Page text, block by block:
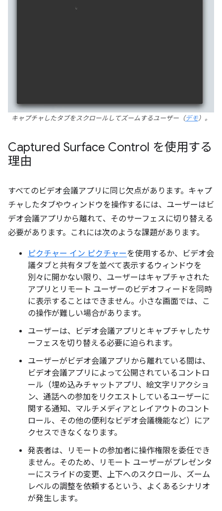
キャプチャしたタブをスクロールしてズームするユーザー（デモ）。
Captured Surface Control を使用する
理由
すべてのビデオ会議アプリに同じ欠点があります。キャプ
チャしたタブやウィンドウを操作するには、ユーザーはビ
デオ会議アプリから離れて、そのサーフェスに切り替える
必要があります。これには次のような課題があります。
ピクチャー イン ピクチャーを使用するか、ビデオ会
議タブと共有タブを並べて表示するウィンドウを
別々に開かない限り、ユーザーはキャプチャされた
アプリとリモート ユーザーのビデオフィードを同時
に表示することはできません。小さな画面では、こ
の操作が難しい場合があります。
ユーザーは、ビデオ会議アプリとキャプチャしたサ
ーフェスを切り替える必要に迫られます。
ユーザーがビデオ会議アプリから離れている間は、
ビデオ会議アプリによって公開されているコントロ
ール（埋め込みチャットアプリ、絵文字リアクショ
ン、通話への参加をリクエストしているユーザーに
関する通知、マルチメディアとレイアウトのコント
ロール、その他の便利なビデオ会議機能など）にア
クセスできなくなります。
発表者は、リモートの参加者に操作権限を委任でき
ません。そのため、リモート ユーザーがプレゼンタ
ーにスライドの変更、上下へのスクロール、ズーム
レベルの調整を依頼するという、よくあるシナリオ
が発生します。